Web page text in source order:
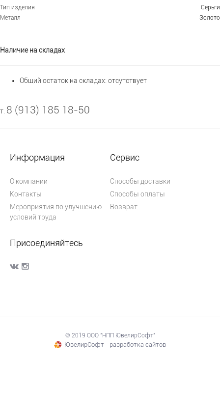
Тип изделия
Серьги
Металл
Золото
Наличие на складах
Общий остаток на складах: отсутствует
т. 8 (913) 185 18-50
Информация
О компании
Контакты
Мероприятия по улучшению
условий труда
Сервис
Способы доставки
Способы оплаты
Возврат
Присоединяйтесь
© 2019 ООО "НПП ЮвелирСофт"
ЮвелирСофт - разработка сайтов